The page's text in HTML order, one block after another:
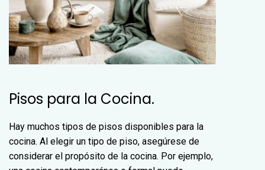
Pisos para la Cocina.
Hay muchos tipos de pisos disponibles para la
cocina. Al elegir un tipo de piso, asegúrese de
considerar el propósito de la cocina. Por ejemplo,